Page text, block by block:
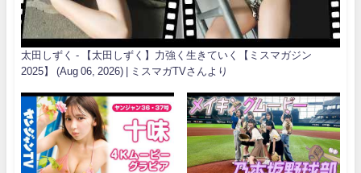
太田しずく - 【太田しずく】力強く生きていく【ミスマガジン
2025】 (Aug 06, 2026) | ミスマガTVさんより